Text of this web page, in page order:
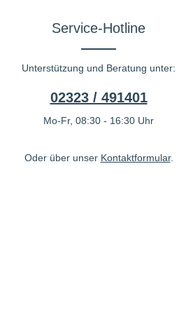
Service-Hotline
Unterstützung und Beratung unter:
02323 / 491401
Mo-Fr, 08:30 - 16:30 Uhr
Oder über unser Kontaktformular.